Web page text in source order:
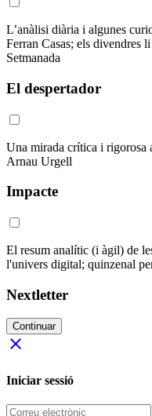
L’anàlisi diària i algunes
Ferran Casas; els divendres
Setmanada
El despertador
Una mirada crítica i rigorosa
Arnau Urgell
Impacte
El resum analític (i àgil) de
l'univers digital; quinzenal
Nextletter
Continuar
close
Iniciar sessió